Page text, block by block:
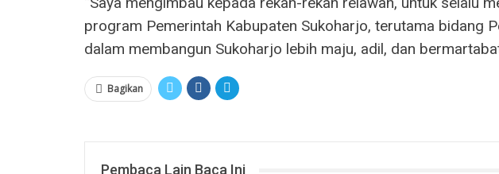
program Pemerintah Kabupaten Sukoharjo, terutama bidang
dalam membangun Sukoharjo lebih maju, adil, dan
Bagikan
Pembaca Lain Baca Ini